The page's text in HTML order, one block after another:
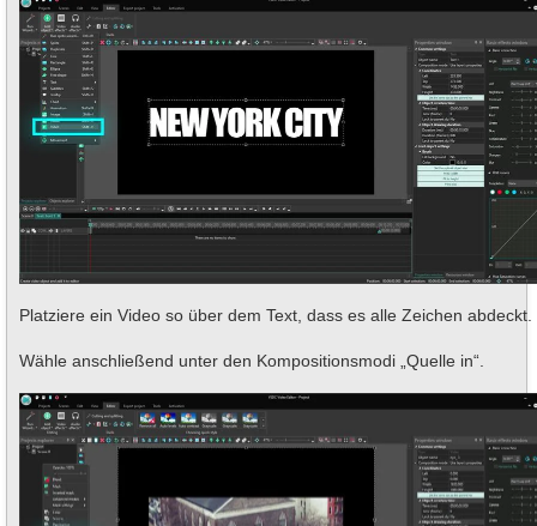
Platziere ein Video so über dem Text, dass es alle Zeichen abdeckt.
Wähle anschließend unter den Kompositionsmodi „Quelle in“.